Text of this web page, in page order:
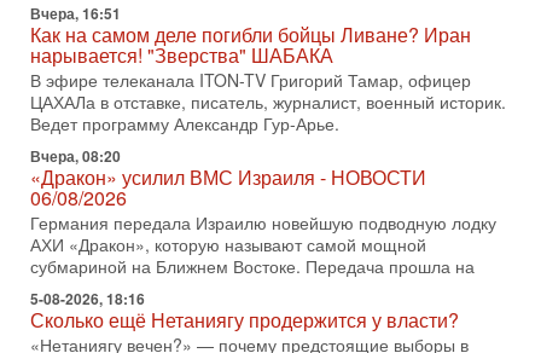
Вчера, 16:51
Как на самом деле погибли бойцы Ливане? Иран
нарывается! "Зверства" ШАБАКА
В эфире телеканала ITON-TV Григорий Тамар, офицер
ЦАХАЛа в отставке, писатель, журналист, военный историк.
Ведет программу Александр Гур-Арье.
Вчера, 08:20
«Дракон» усилил ВМС Израиля - НОВОСТИ
06/08/2026
Германия передала Израилю новейшую подводную лодку
АХИ «Дракон», которую называют самой мощной
субмариной на Ближнем Востоке. Передача прошла на
5-08-2026, 18:16
Сколько ещё Нетаниягу продержится у власти?
«Нетаниягу вечен?» — почему предстоящие выборы в